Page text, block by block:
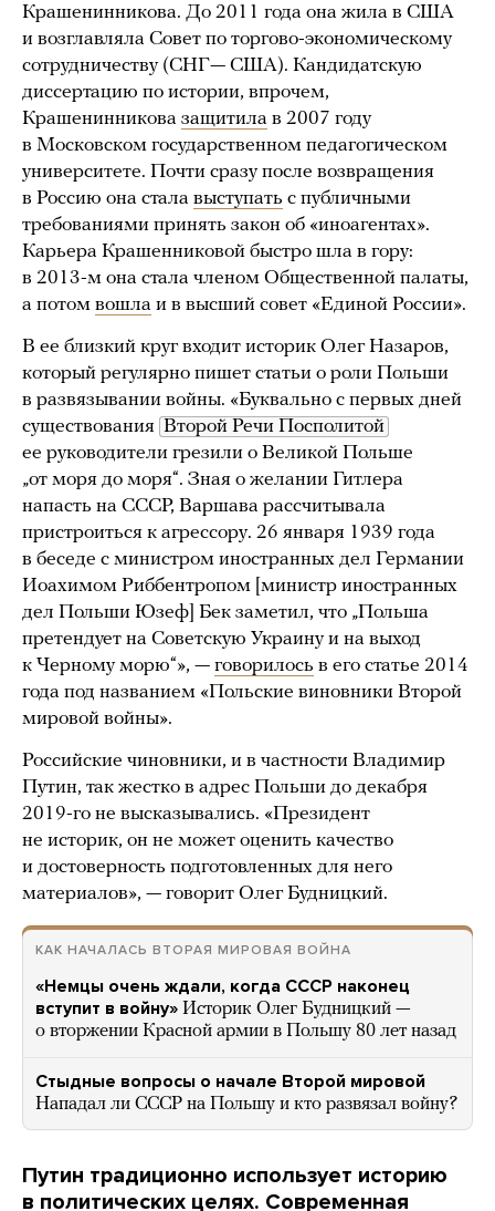
Крашенинникова. До 2011 года она жила в США
и возглавляла Совет по торгово-экономическому
сотрудничеству (СНГ— США). Кандидатскую
диссертацию по истории, впрочем,
Крашенинникова защитила в 2007 году
в Московском государственном педагогическом
университете. Почти сразу после возвращения
в Россию она стала выступать с публичными
требованиями принять закон об «иноагентах».
Карьера Крашенниковой быстро шла в гору:
в 2013-м она стала членом Общественной палаты,
а потом вошла и в высший совет «Единой России».
В ее близкий круг входит историк Олег Назаров,
который регулярно пишет статьи о роли Польши
в развязывании войны. «Буквально с первых дней
существования Второй Речи Посполитой
ее руководители грезили о Великой Польше
„от моря до моря“. Зная о желании Гитлера
напасть на СССР, Варшава рассчитывала
пристроиться к агрессору. 26 января 1939 года
в беседе с министром иностранных дел Германии
Иоахимом Риббентропом [министр иностранных
дел Польши Юзеф] Бек заметил, что „Польша
претендует на Советскую Украину и на выход
к Черному морю“», — говорилось в его статье 2014
года под названием «Польские виновники Второй
мировой войны».
Российские чиновники, и в частности Владимир
Путин, так жестко в адрес Польши до декабря
2019-го не высказывались. «Президент
не историк, он не может оценить качество
и достоверность подготовленных для него
материалов», — говорит Олег Будницкий.
КАК НАЧАЛАСЬ ВТОРАЯ МИРОВАЯ ВОЙНА
«Немцы очень ждали, когда СССР наконец
вступит в войну» Историк Олег Будницкий —
о вторжении Красной армии в Польшу 80 лет назад
Стыдные вопросы о начале Второй мировой
Нападал ли СССР на Польшу и кто развязал войну?
Путин традиционно использует историю
в политических целях. Современная